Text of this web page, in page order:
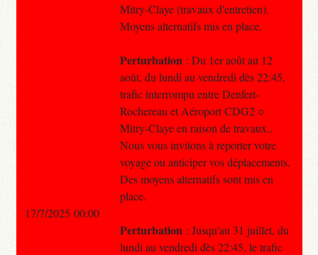
Mitry-Claye (travaux d'entretien).
Moyens alternatifs mis en place.
Perturbation : Du 1er août au 12
août, du lundi au vendredi dès 22:45,
trafic interrompu entre Denfert-
Rochereau et Aéroport CDG2 ○
Mitry-Claye en raison de travaux..
Nous vous invitons à reporter votre
voyage ou anticiper vos déplacements.
Des moyens alternatifs sont mis en
place.
Perturbation : Jusqu'au 31 juillet, du
lundi au vendredi dès 22:45, le trafic
17/7/2025 00:00